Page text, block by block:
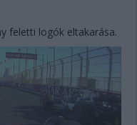
feletti logók eltakarása.